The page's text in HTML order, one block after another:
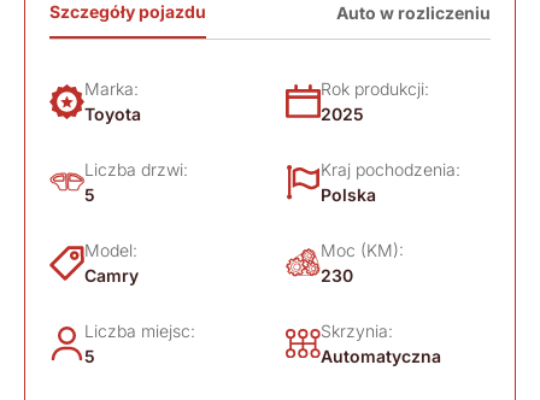
Szczegóły pojazdu Auto w rozliczeniu
Marka:
Toyota
Rok produkcji:
2025
Liczba drzwi:
5
Kraj pochodzenia:
Polska
Model:
Camry
Moc (KM):
230
Liczba miejsc:
5
Skrzynia:
Automatyczna